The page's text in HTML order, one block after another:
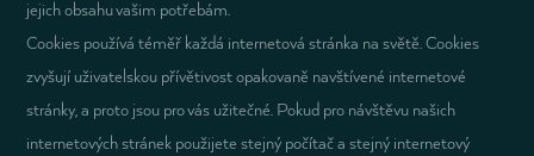
jejich obsahu vašim potřebám.
Cookies používá téměř každá internetová stránka na světě. Cookies
zvyšují uživatelskou přívětivost opakovaně navštívené internetové
stránky, a proto jsou pro vás užitečné. Pokud pro návštěvu našich
internetových stránek použijete stejný počítač a stejný internetový